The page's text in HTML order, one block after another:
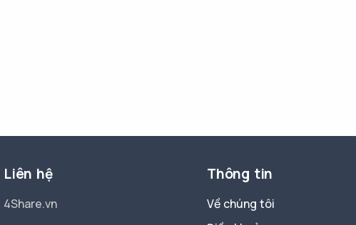
Liên hệ
4Share.vn
Thông tin
Về chúng tôi